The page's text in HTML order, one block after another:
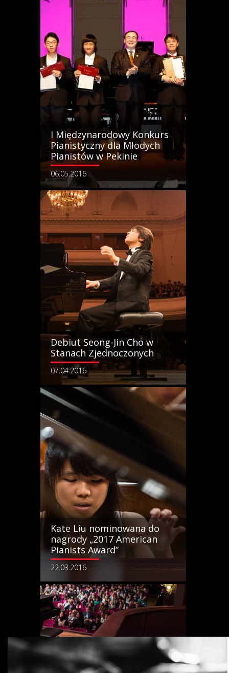
I Międzynarodowy Konkurs
Pianistyczny dla Młodych
Pianistów w Pekinie
06.05.2016
Debiut Seong-Jin Cho w
Stanach Zjednoczonych
07.04.2016
Kate Liu nominowana do
nagrody „2017 American
Pianists Award”
22.03.2016